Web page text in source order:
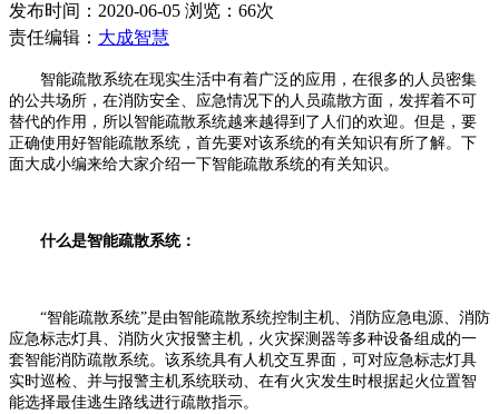
发布时间：2020-06-05 浏览：66次
责任编辑： 大成智慧
智能疏散系统在现实生活中有着广泛的应用，在很多的人员密集
的公共场所，在消防安全、应急情况下的人员疏散方面，发挥着不可
替代的作用，所以智能疏散系统越来越得到了人们的欢迎。但是，要
正确使用好智能疏散系统，首先要对该系统的有关知识有所了解。下
面大成小编来给大家介绍一下智能疏散系统的有关知识。
什么是智能疏散系统：
“智能疏散系统”是由智能疏散系统控制主机、消防应急电源、消防
应急标志灯具、消防火灾报警主机，火灾探测器等多种设备组成的一
套智能消防疏散系统。该系统具有人机交互界面，可对应急标志灯具
实时巡检、并与报警主机系统联动、在有火灾发生时根据起火位置智
能选择最佳逃生路线进行疏散指示。